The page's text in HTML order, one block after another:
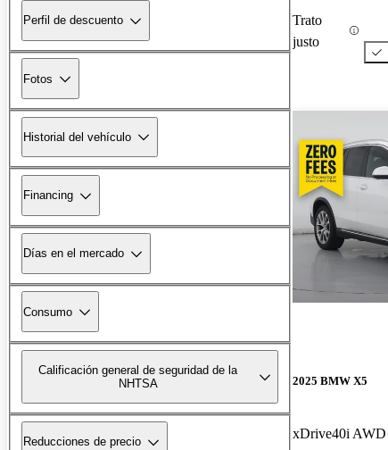
Perfil de descuento
Fotos
Historial del vehículo
Financing
Días en el mercado
Consumo
Calificación general de seguridad de la
NHTSA
Reducciones de precio
Trato
justo
2025 BMW X5
xDrive40i AWD